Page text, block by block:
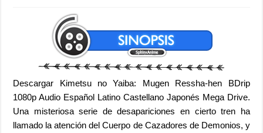
Descargar Kimetsu no Yaiba: Mugen Ressha-hen BDrip
1080p Audio Español Latino Castellano Japonés Mega Drive.
Una misteriosa serie de desapariciones en cierto tren ha
llamado la atención del Cuerpo de Cazadores de Demonios, y